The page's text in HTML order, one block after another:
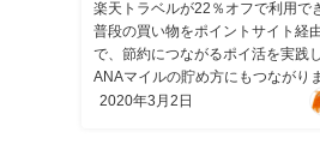
楽天トラベルが22％オフで利用で
普段の買い物をポイントサイト経
で、節約につながるポイ活を実践
ANAマイルの貯め方にもつながり
2020年3月2日